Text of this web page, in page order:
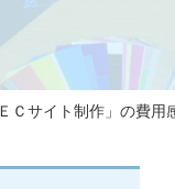
Ｃサイト制作」の費用